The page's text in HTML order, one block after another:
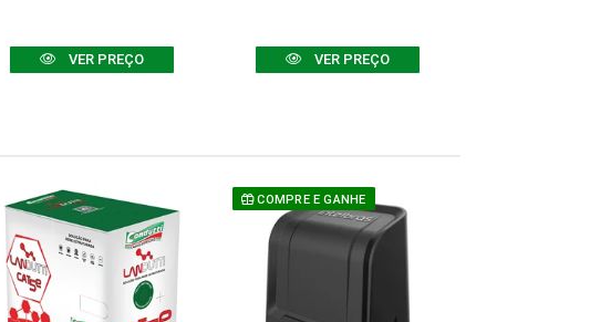
VER PREÇO VER PREÇO
COMPRE E GANHE